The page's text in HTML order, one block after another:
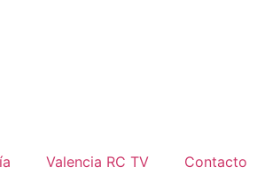
Valencia RC TV Contacto